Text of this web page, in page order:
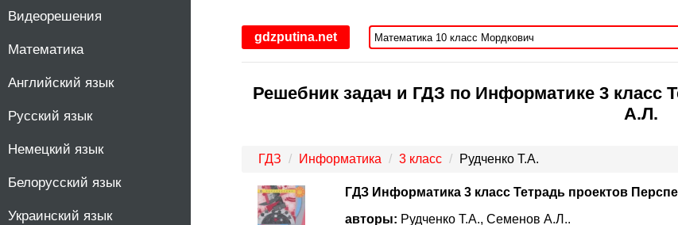
Видеорешения
Математика
Английский язык
Русский язык
Немецкий язык
Белорусский язык
Украинский язык
gdzputina.net
Решебник задач и ГДЗ по Информатике 3 класс
А.Л.
ГДЗ Информатика 3 класс Рудченко Т.А.
ГДЗ Информатика 3 класс Тетрадь проектов
авторы: Рудченко Т.А., Семенов А.Л..